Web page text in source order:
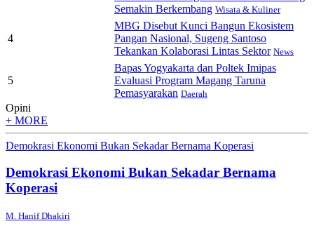
Semakin Berkembang Wisata & Kuliner
4
MBG Disebut Kunci Bangun Ekosistem
Pangan Nasional, Sugeng Santoso
Tekankan Kolaborasi Lintas Sektor News
5
Bapas Yogyakarta dan Poltek Imipas
Evaluasi Program Magang Taruna
Pemasyarakan Daerah
Opini
+ MORE
Demokrasi Ekonomi Bukan Sekadar Bernama Koperasi
Demokrasi Ekonomi Bukan Sekadar Bernama
Koperasi
M. Hanif Dhakiri